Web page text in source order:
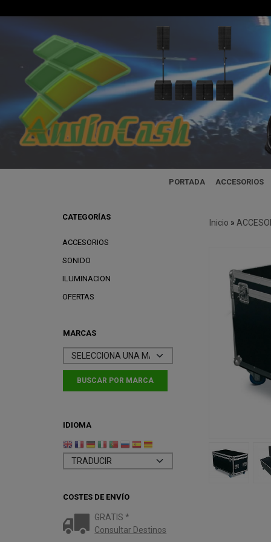
PORTADA ACCESORIOS
CATEGORÍAS
ACCESORIOS
SONIDO
ILUMINACION
OFERTAS
MARCAS
IDIOMA
COSTES DE ENVÍO
GRATIS *
Consultar Destinos
Inicio »